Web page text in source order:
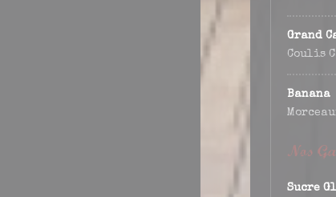
Grand
Coulis
Banana
Nos
Sucre